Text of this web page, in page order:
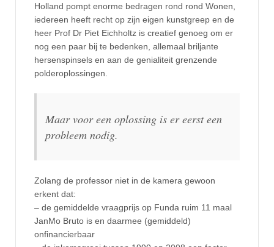
Holland pompt enorme bedragen rond rond Wonen,
iedereen heeft recht op zijn eigen kunstgreep en de
heer Prof Dr Piet Eichholtz is creatief genoeg om er
nog een paar bij te bedenken, allemaal briljante
hersenspinsels en aan de genialiteit grenzende
polderoplossingen.
Maar voor een oplossing is er eerst een
probleem nodig.
Zolang de professor niet in de kamera gewoon
erkent dat:
– de gemiddelde vraagprijs op Funda ruim 11 maal
JanMo Bruto is en daarmee (gemiddeld)
onfinancierbaar